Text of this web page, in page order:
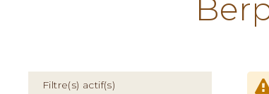
Filtre(s) actif(s)